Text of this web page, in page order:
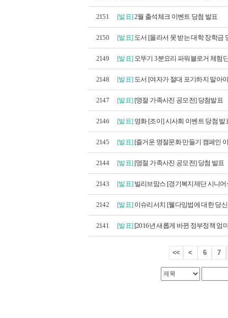
2151 [발표]2월 출석체크 이벤트 당첨 발표
2150 [발표] 도서 [몰라서 못 받는 대학 장학금
2149 [발표] 오뚜기 3분요리 파워블로거 체험
2148 [발표] 도서 [여자가 절대 포기하지 말아
2147 [발표] [명절 가족사진 공모전] 당첨발표
2146 [발표] 영화 [조이] 시사회 이벤트 당첨 발
2145 [발표] [즐거운 명절문화 만들기 캠페인
2144 [발표] [명절 가족사진 공모전] 당첨 발표
2143 [발표] 빌리브맘스 [경기복지재단 시니어
2142 [발표] 이슈리서치 [웰다잉법에 대한 당
2141 [발표] [2016년 새롭게 바뀐 정부정책 엄
<< < 6 7